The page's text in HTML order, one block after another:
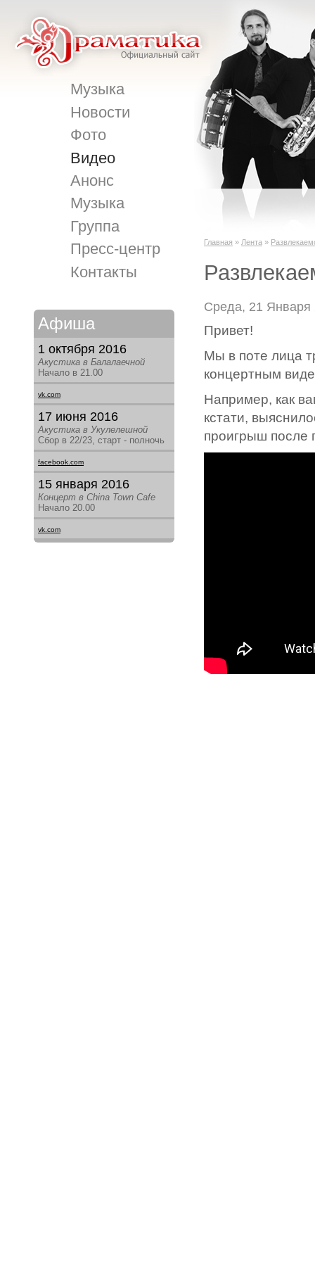
Главная » Лента »
Среда, 21 Января
Привет!
Мы в поте лица
концертным
Например, как
кстати,
проигрыш после
Музыка
Новости
Фото
Видео
Анонс
Музыка
Группа
Пресс-центр
Контакты
Афиша
1 октября 2016
Акустика в Балалаечной
Начало в 21.00
vk.com
17 июня 2016
Акустика в Укулелешной
Сбор в 22/23, старт - полночь
facebook.com
15 января 2016
Концерт в China Town Cafe
Начало 20.00
vk.com